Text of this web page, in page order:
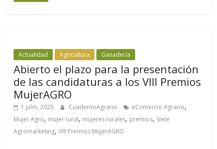
Actualidad Agricultura Ganadería
Abierto el plazo para la presentación
de las candidaturas a los VIII Premios
MujerAGRO
1 julio, 2025 CuadernoAgrario eComercio Agrario,
Mujer Agro, mujer rural, mujeres rurales, premios, Siete
Agromarketing,VIII Premios MujerAGRO